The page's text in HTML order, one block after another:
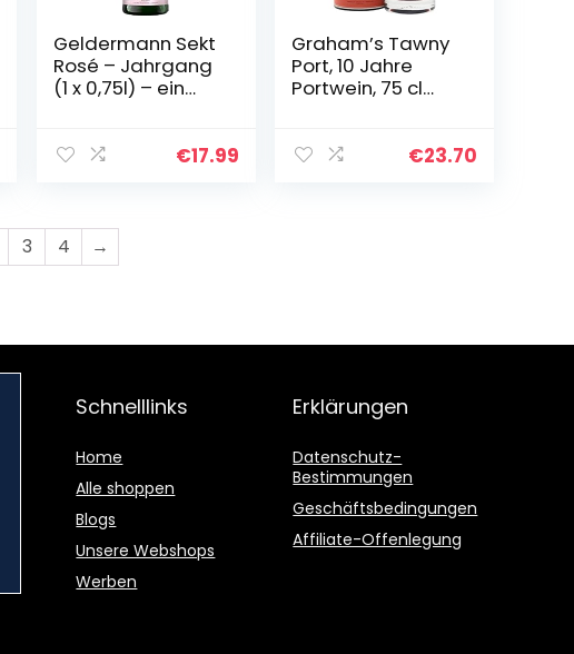
Geldermann Sekt
Rosé – Jahrgang
(1 x 0,75l) – ein
– 3 Jahre in
€17.99
Graham’s Tawny
Port, 10 Jahre
Portwein, 75 cl
€23.70
3 4 →
Schnelllinks
Home
Alle shoppen
Blogs
Unsere Webshops
Werben
Erklärungen
Datenschutz-
Bestimmungen
Geschäftsbedingungen
Affiliate-Offenlegung